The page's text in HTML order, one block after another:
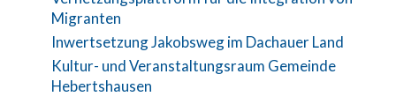
Migranten
Inwertsetzung Jakobsweg im Dachauer Land
Kultur- und Veranstaltungsraum Gemeinde
Hebertshausen